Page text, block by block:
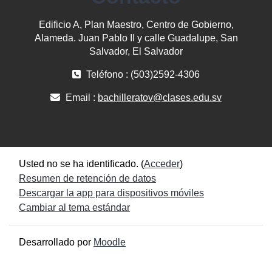
Edificio A, Plan Maestro, Centro de Gobierno,
Alameda. Juan Pablo II y calle Guadalupe, San
Salvador, El Salvador
Teléfono : (503)2592-4306
Email : bachilleratov@clases.edu.sv
Usted no se ha identificado. (Acceder)
Resumen de retención de datos
Descargar la app para dispositivos móviles
Cambiar al tema estándar
Desarrollado por Moodle